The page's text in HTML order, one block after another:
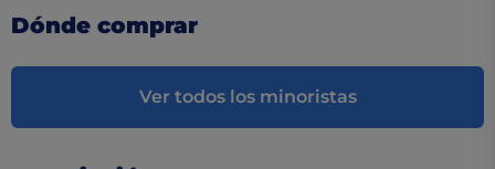
Dónde comprar
Ver todos los minoristas